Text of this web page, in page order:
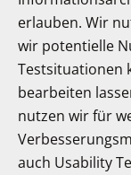
erlauben. Wir
wir potentielle
Testsituationen
bearbeiten
nutzen wir für
auch Usability